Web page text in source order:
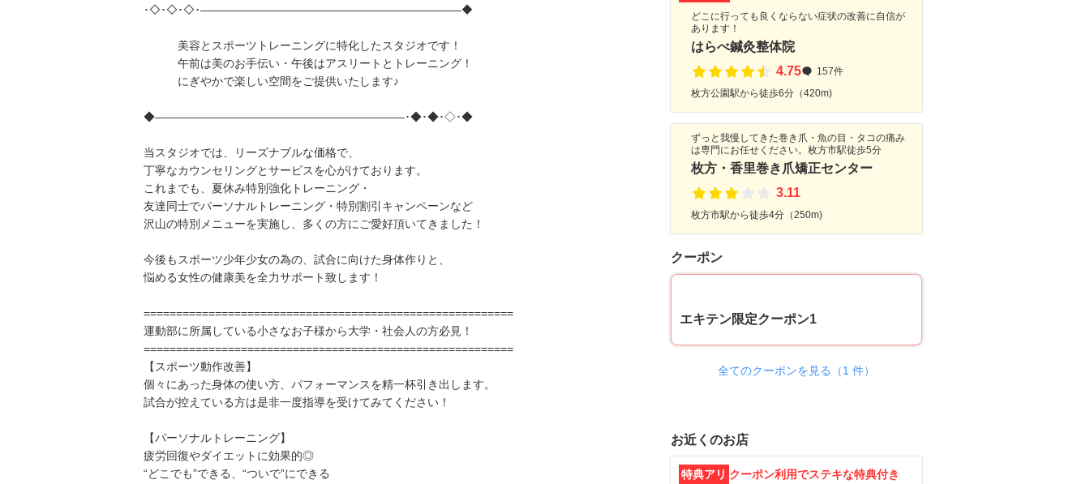
･◇･◇･◇･———————————————————————◆
美容とスポーツトレーニングに特化したスタジオです！
午前は美のお手伝い・午後はアスリートとトレーニング！
にぎやかで楽しい空間をご提供いたします♪
◆——————————————————————･◆･◆･◇･◆
当スタジオでは、リーズナブルな価格で、
丁寧なカウンセリングとサービスを心がけております。
これまでも、夏休み特別強化トレーニング・
友達同士でパーソナルトレーニング・特別割引キャンペーンなど
沢山の特別メニューを実施し、多くの方にご愛好頂いてきました！
今後もスポーツ少年少女の為の、試合に向けた身体作りと、
悩める女性の健康美を全力サポート致します！
=========================================================
運動部に所属している小さなお子様から大学・社会人の方必見！
=========================================================
【スポーツ動作改善】
個々にあった身体の使い方、パフォーマンスを精一杯引き出します。
試合が控えている方は是非一度指導を受けてみてください！
【パーソナルトレーニング】
疲労回復やダイエットに効果的◎
“どこでも”できる、“ついで”にできる
どこに行っても良くならない症状の改善に自信が
あります！
はらべ鍼灸整体院
4.75
157件
枚方公園駅から徒歩6分（420m)
ずっと我慢してきた巻き爪・魚の目・タコの痛み
は専門にお任せください。枚方市駅徒歩5分
枚方・香里巻き爪矯正センター
3.11
枚方市駅から徒歩4分（250m)
クーポン
エキテン限定クーポン1
全てのクーポンを見る（1 件）
お近くのお店
特典アリ クーポン利用でステキな特典付き